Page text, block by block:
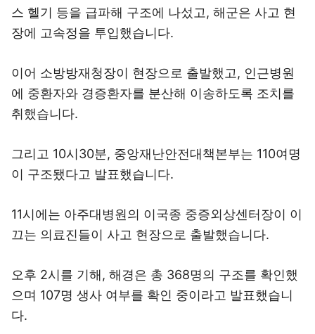
스 헬기 등을 급파해 구조에 나섰고, 해군은 사고 현
장에 고속정을 투입했습니다.
이어 소방방재청장이 현장으로 출발했고, 인근병원
에 중환자와 경증환자를 분산해 이송하도록 조치를
취했습니다.
그리고 10시30분, 중앙재난안전대책본부는 110여명
이 구조됐다고 발표했습니다.
11시에는 아주대병원의 이국종 중증외상센터장이 이
끄는 의료진들이 사고 현장으로 출발했습니다.
오후 2시를 기해, 해경은 총 368명의 구조를 확인했
으며 107명 생사 여부를 확인 중이라고 발표했습니
다.